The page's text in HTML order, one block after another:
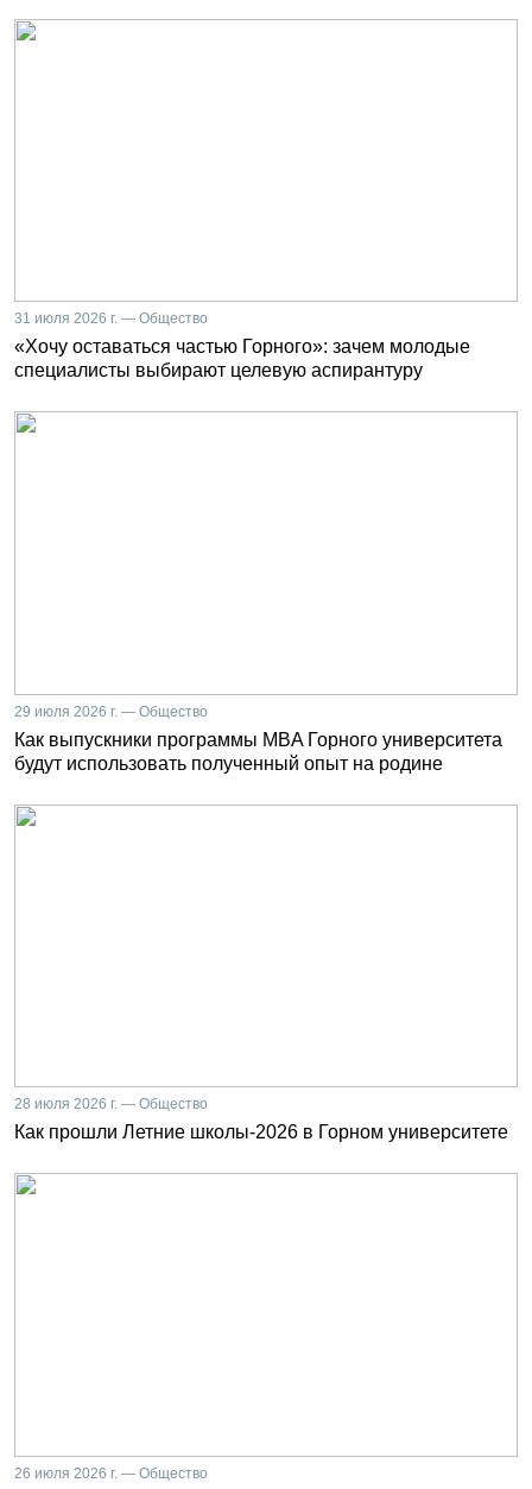
31 июля 2026 г. — Общество
«Хочу оставаться частью Горного»: зачем молодые
специалисты выбирают целевую аспирантуру
29 июля 2026 г. — Общество
Как выпускники программы MBA Горного университета
будут использовать полученный опыт на родине
28 июля 2026 г. — Общество
Как прошли Летние школы-2026 в Горном университете
26 июля 2026 г. — Общество